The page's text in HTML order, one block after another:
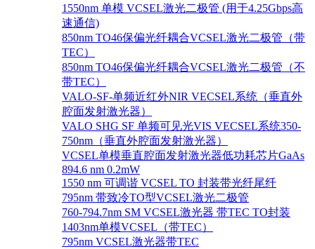
1550nm 单模 VCSEL激光二极管 (用于4.25Gbps高
速通信)
850nm TO46保偏光纤耦合VCSEL激光二极管（带
TEC）
850nm TO46保偏光纤耦合VCSEL激光二极管（不
带TEC）
VALO-SF-单频近红外NIR VECSEL系统（垂直外
腔面发射激光器）
VALO SHG SF 单频可见光VIS VECSEL系统350-
750nm（垂直外腔面发射激光器）
VCSEL单模垂直腔面发射激光器低功耗芯片GaAs
894.6 nm 0.2mW
1550 nm 可调谐 VCSEL TO 封装带光纤尾纤
795nm 带致冷TO型VCSEL激光二极管
760-794.7nm SM VCSEL激光器 带TEC TO封装
1403nm单模VCSEL（带TEC）
795nm VCSEL激光器带TEC